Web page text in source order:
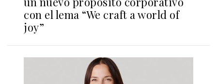
con el lema “We craft a world of
joy”